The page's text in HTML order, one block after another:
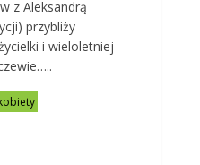
z Aleksandrą
przybliży
i wieloletniej